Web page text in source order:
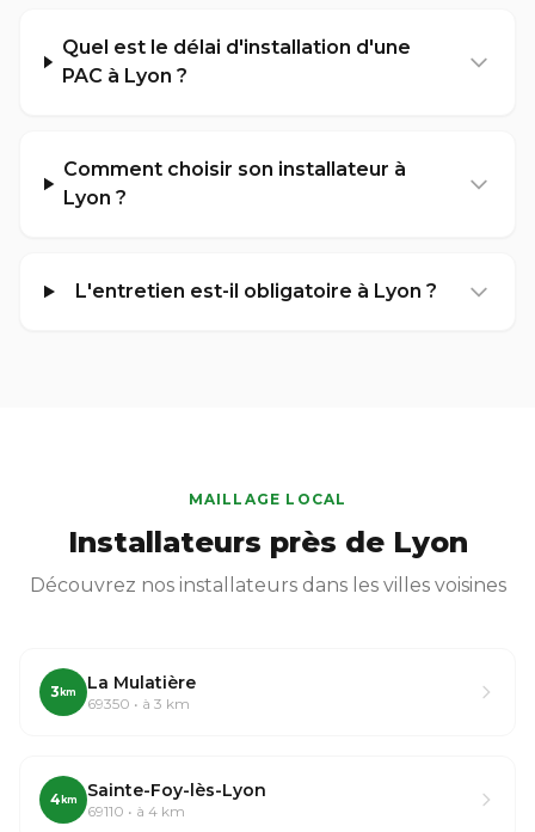
Quel est le délai d'installation d'une
PAC à Lyon ?
Comment choisir son installateur à
Lyon ?
L'entretien est-il obligatoire à Lyon ?
MAILLAGE LOCAL
Installateurs près de Lyon
Découvrez nos installateurs dans les villes voisines
3 km La Mulatière
69350 • à 3 km
4 km Sainte-Foy-lès-Lyon
69110 • à 4 km